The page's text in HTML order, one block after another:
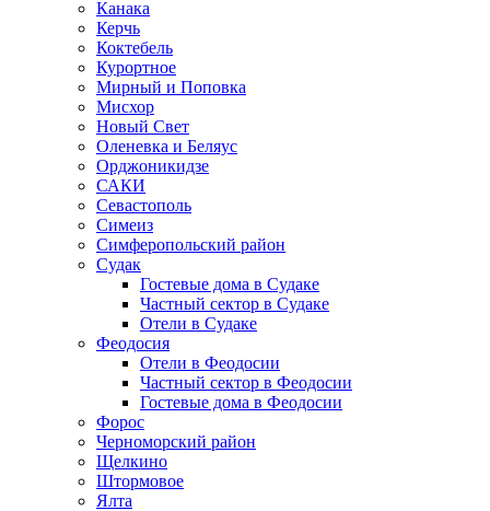
Канака
Керчь
Коктебель
Курортное
Мирный и Поповка
Мисхор
Новый Свет
Оленевка и Беляус
Орджоникидзе
САКИ
Севастополь
Симеиз
Симферопольский район
Судак
Гостевые дома в Судаке
Частный сектор в Судаке
Отели в Судаке
Феодосия
Отели в Феодосии
Частный сектор в Феодосии
Гостевые дома в Феодосии
Форос
Черноморский район
Щелкино
Штормовое
Ялта